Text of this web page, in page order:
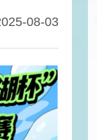
08-03